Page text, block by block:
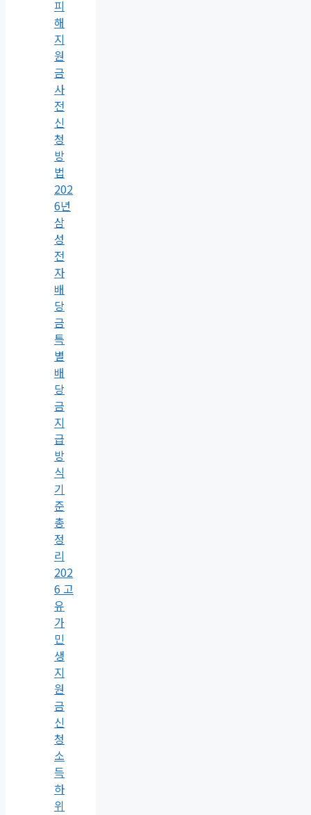
피
해
지
원
금
사
전
신
청
방
법
202
6년
삼
성
전
자
배
당
금
특
별
배
당
금
지
급
방
식
기
준
총
정
리
202
6 고
유
가
민
생
지
원
금
신
청
소
득
하
위